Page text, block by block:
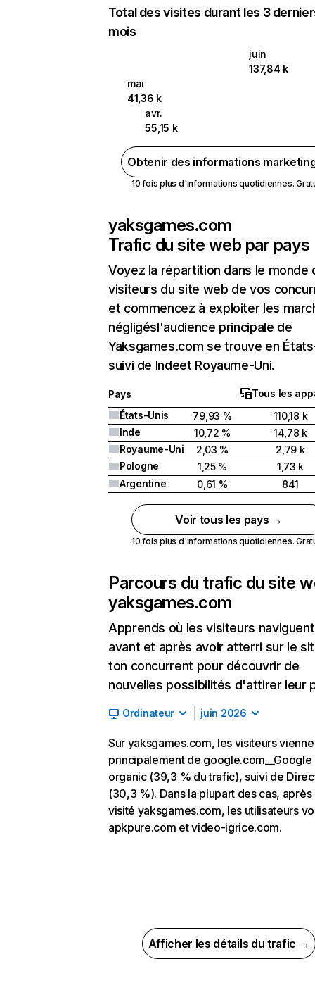
Total des visites durant les 3
mois
juin
137,84 k
mai
41,36 k
avr.
55,15 k
Obtenir des informations
10 fois plus d'informations quotidiennes.
yaksgames.com
Trafic du site web par pays
Voyez la répartition dans le monde
visiteurs du site web de vos
et commencez à exploiter les
négligésl'audience principale de
Yaksgames.com se trouve en
suivi de Indeet Royaume-Uni.
Pays
Tous les
États-Unis
79,93 %
110,18 k
Inde
10,72 %
14,78 k
Royaume-Uni
2,03 %
2,79 k
Pologne
1,25 %
1,73 k
Argentine
0,61 % 841
Voir tous les pays →
10 fois plus d'informations quotidiennes.
Parcours du trafic du site
yaksgames.com
Apprends où les visiteurs naviguent
avant et après avoir atterri sur le
ton concurrent pour découvrir de
nouvelles possibilités d'attirer leur
Ordinateur juin 2026
Sur yaksgames.com, les visiteurs
principalement de google.com__Google
organic (39,3 % du trafic), suivi de
(30,3 %). Dans la plupart des cas, après
visité yaksgames.com, les utilisateurs
apkpure.com et video-igrice.com.
Afficher les détails du trafic →